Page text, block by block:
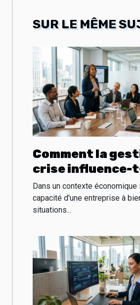
SUR LE MÊME
Comment la
crise influence-
pérennité des
entreprises ?
Dans un contexte économique
capacité d'une entreprise à
situations...